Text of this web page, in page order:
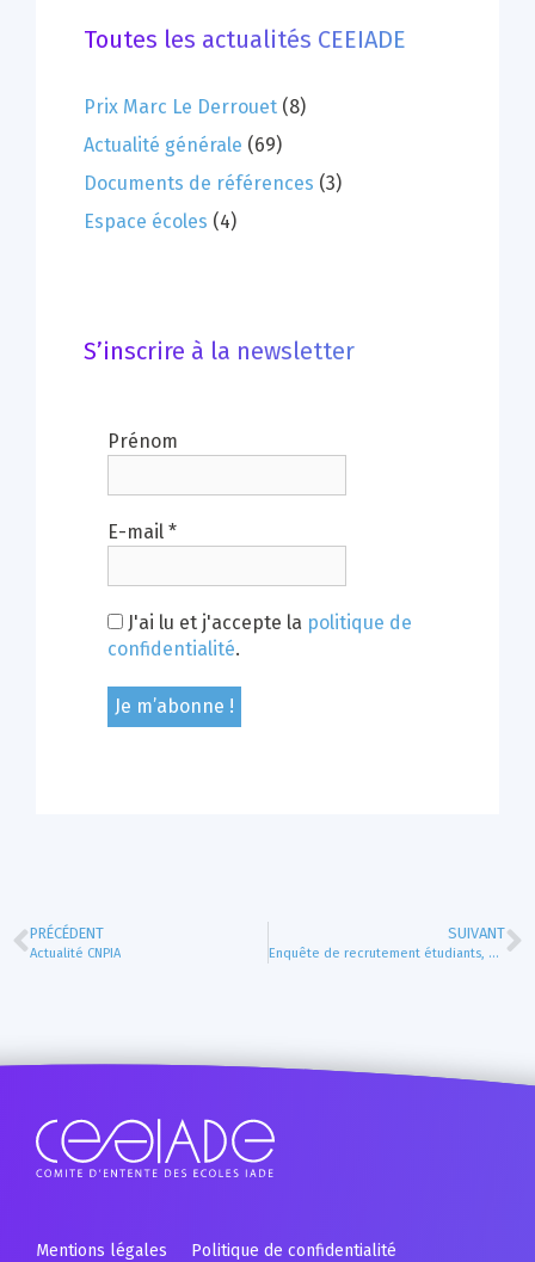
Toutes les actualités CEEIADE
Prix Marc Le Derrouet (8)
Actualité générale (69)
Documents de références (3)
Espace écoles (4)
S’inscrire à la newsletter
Prénom
E-mail *
J'ai lu et j'accepte la politique de
confidentialité.
PRÉCÉDENT
Actualité CNPIA
SUIVANT
Enquête de recrutement étudiants, promotion 2022-2024
Mentions légales Politique de confidentialité